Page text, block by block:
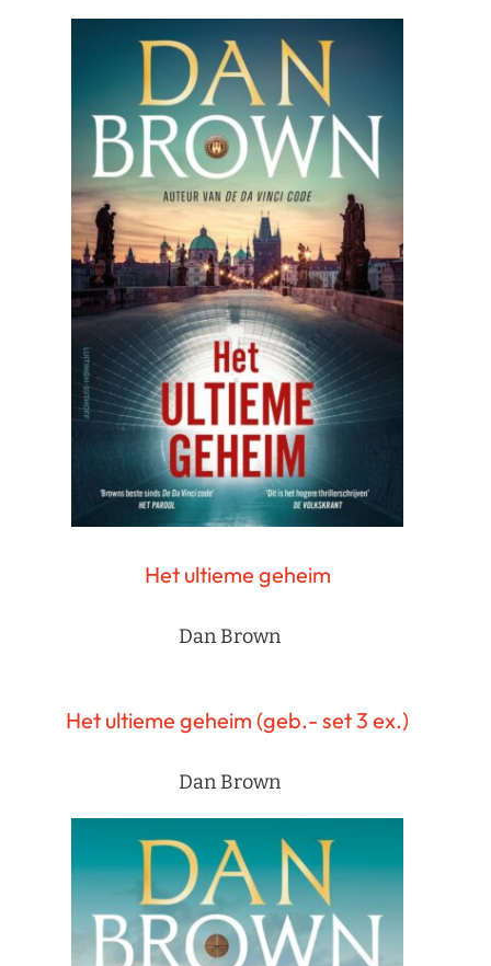
Het ultieme geheim
Dan Brown
Het ultieme geheim (geb.- set 3 ex.)
Dan Brown